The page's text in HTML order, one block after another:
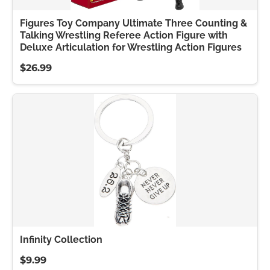
Figures Toy Company Ultimate Three Counting &
Talking Wrestling Referee Action Figure with
Deluxe Articulation for Wrestling Action Figures
$26.99
Infinity Collection
$9.99